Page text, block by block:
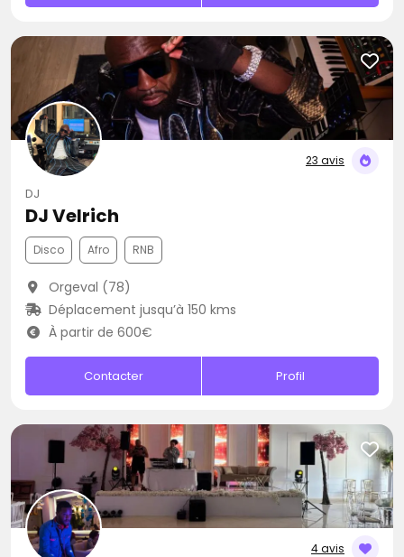
23 avis
DJ
DJ Velrich
Disco Afro RNB
Orgeval (78)
Déplacement jusqu’à 150 kms
À partir de 600€
Contacter Profil
4 avis